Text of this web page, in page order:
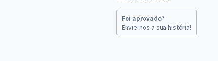
Foi aprovado?
Envie-nos a sua história!